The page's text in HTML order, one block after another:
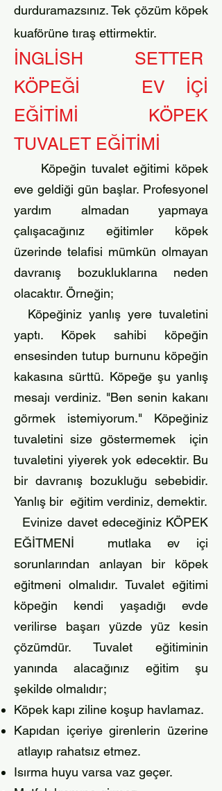
durduramazsınız. Tek çözüm köpek
kuaförüne tıraş ettirmektir.
İNGLİSH SETTER
KÖPEĞİ EV İÇİ
EĞİTİMİ KÖPEK
TUVALET EĞİTİMİ
Köpeğin tuvalet eğitimi köpek
eve geldiği gün başlar. Profesyonel
yardım almadan yapmaya
çalışacağınız eğitimler köpek
üzerinde telafisi mümkün olmayan
davranış bozukluklarına neden
olacaktır. Örneğin;
Köpeğiniz yanlış yere tuvaletini
yaptı. Köpek sahibi köpeğin
ensesinden tutup burnunu köpeğin
kakasına sürttü. Köpeğe şu yanlış
mesajı verdiniz. "Ben senin kakanı
görmek istemiyorum." Köpeğiniz
tuvaletini size göstermemek için
tuvaletini yiyerek yok edecektir. Bu
bir davranış bozukluğu sebebidir.
Yanlış bir eğitim verdiniz, demektir.
Evinize davet edeceğiniz KÖPEK
EĞİTMENİ mutlaka ev içi
sorunlarından anlayan bir köpek
eğitmeni olmalıdır. Tuvalet eğitimi
köpeğin kendi yaşadığı evde
verilirse başarı yüzde yüz kesin
çözümdür. Tuvalet eğitiminin
yanında alacağınız eğitim şu
şekilde olmalıdır;
Köpek kapı ziline koşup havlamaz.
Kapıdan içeriye girenlerin üzerine
atlayıp rahatsız etmez.
Isırma huyu varsa vaz geçer.